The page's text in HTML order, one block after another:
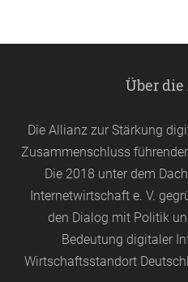
Über
Die Allianz zur Stärkung
Zusammenschluss
Die 2018 unter dem
Internetwirtschaft e. V.
den Dialog mit Politik
Bedeutung digitaler
Wirtschaftsstandort